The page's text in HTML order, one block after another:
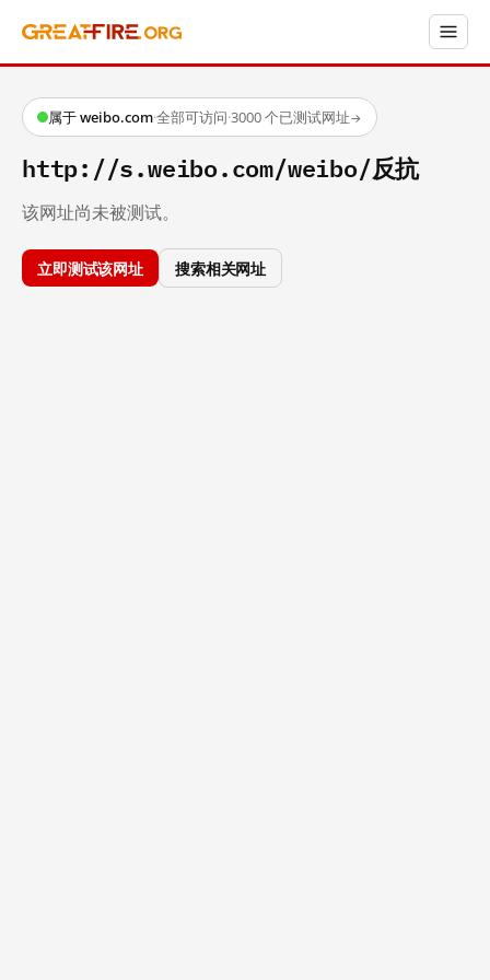
属于 weibo.com·全部可访问·3000 个已测试网址→
http://s.weibo.com/weibo/反抗
该网址尚未被测试。
立即测试该网址 搜索相关网址